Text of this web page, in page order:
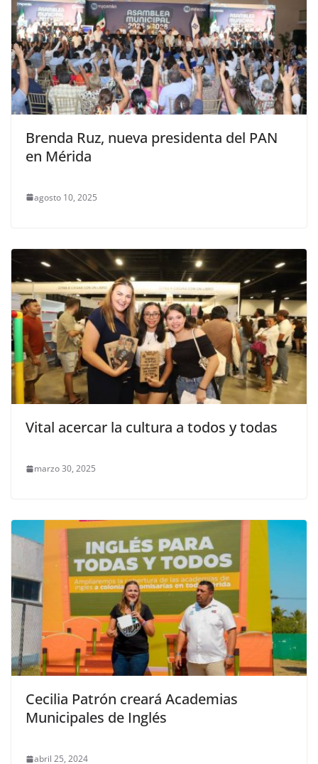
Brenda Ruz, nueva presidenta del PAN
en Mérida
agosto 10, 2025
Vital acercar la cultura a todos y todas
marzo 30, 2025
Cecilia Patrón creará Academias
Municipales de Inglés
abril 25, 2024